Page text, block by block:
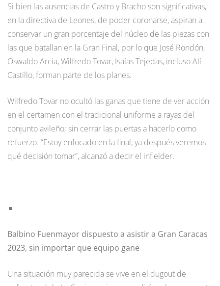
Si bien las ausencias de Castro y Bracho son significativas,
en la directiva de Leones, de poder coronarse, aspiran a
conservar un gran porcentaje del núcleo de las piezas con
las que batallan en la Gran Final, por lo que José Rondón,
Oswaldo Arcia, Wilfredo Tovar, Isaías Tejedas, incluso Alí
Castillo, forman parte de los planes.
Wilfredo Tovar no ocultó las ganas que tiene de ver acción
en el certamen con el tradicional uniforme a rayas del
conjunto avileño; sin cerrar las puertas a hacerlo como
refuerzo. “Estoy enfocado en la final, ya después veremos
qué decisión tomar”, alcanzó a decir el infielder.
Balbino Fuenmayor dispuesto a asistir a Gran Caracas
2023, sin importar que equipo gane
Una situación muy parecida se vive en el dugout de